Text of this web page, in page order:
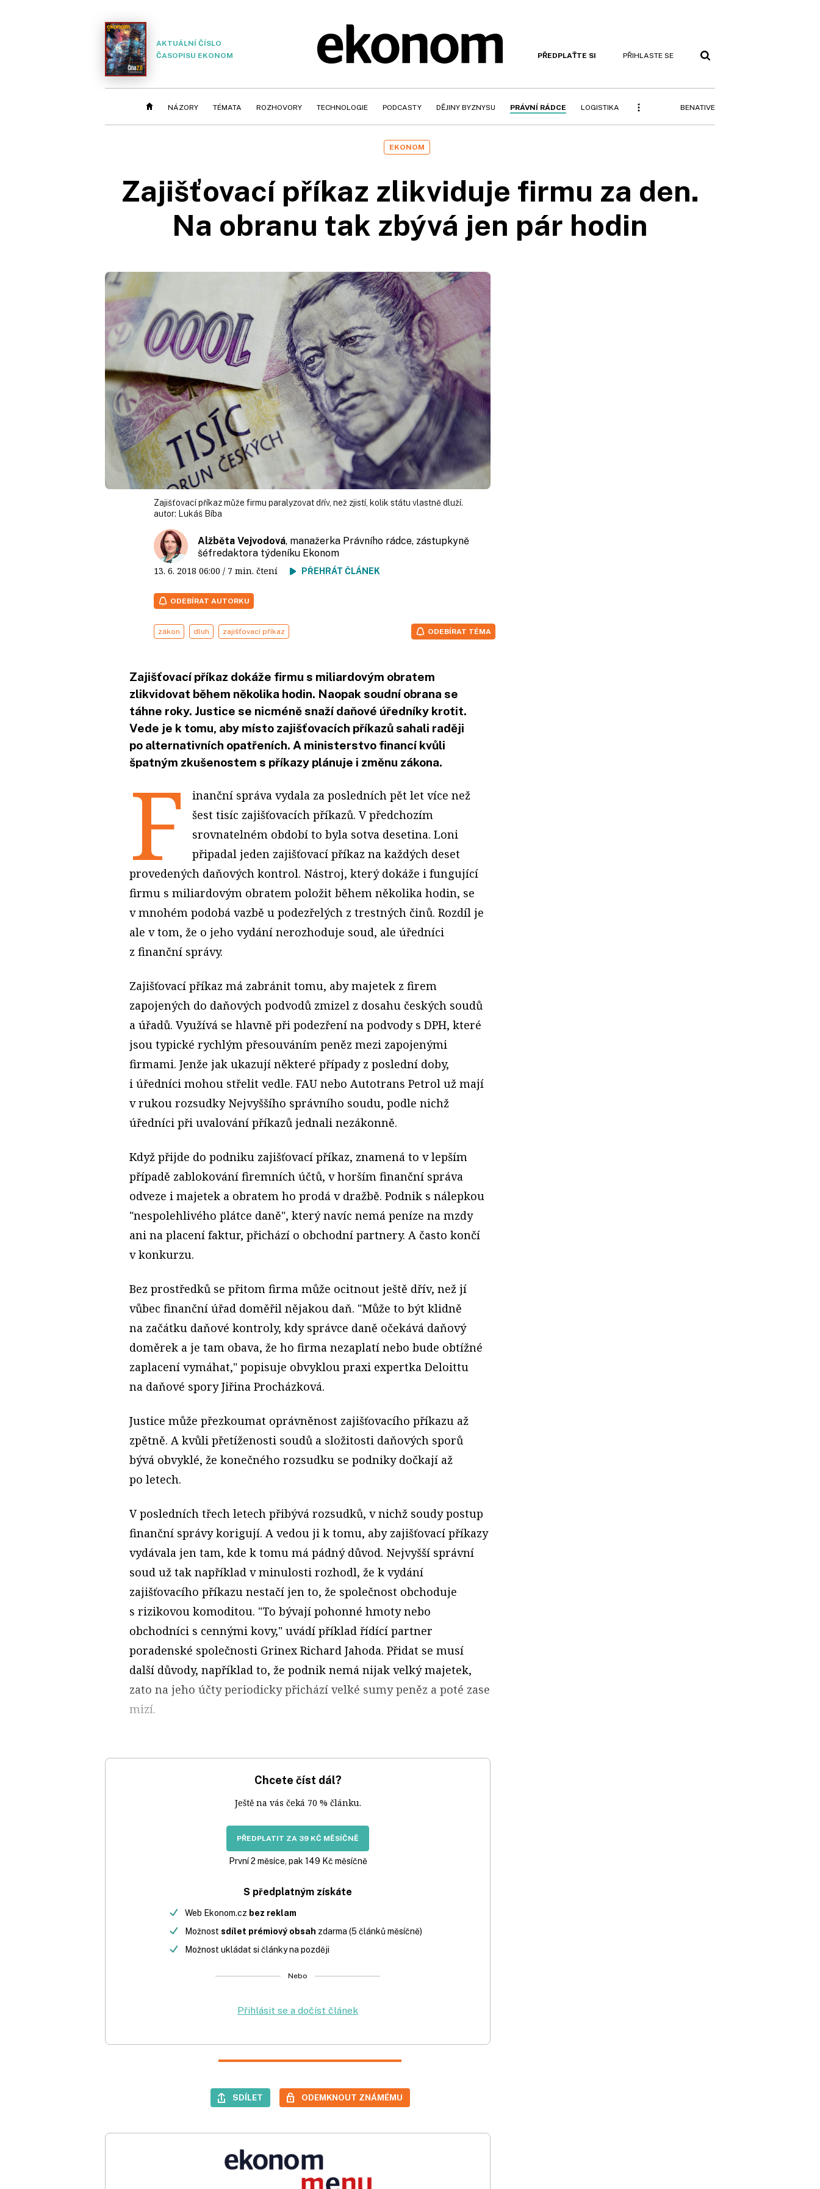
AKTUÁLNÍ ČÍSLO
ČASOPISU EKONOM
PŘEDPLAŤTE SI PŘIHLASTE SE
NÁZORY TÉMATA ROZHOVORY TECHNOLOGIE PODCASTY DĚJINY BYZNYSU PRÁVNÍ RÁDCE LOGISTIKA BENATIVE
EKONOM
Zajišťovací příkaz zlikviduje firmu za den.
Na obranu tak zbývá jen pár hodin
Zajišťovací příkaz může firmu paralyzovat dřív, než zjistí, kolik státu vlastně dluží.
autor: Lukáš Bíba
Alžběta Vejvodová, manažerka Právního rádce, zástupkyně
šéfredaktora týdeníku Ekonom
13. 6. 2018 06:00 / 7 min. čtení PŘEHRÁT ČLÁNEK
ODEBÍRAT AUTORKU
zákon dluh zajišťovací příkaz ODEBÍRAT TÉMA
Zajišťovací příkaz dokáže firmu s miliardovým obratem
zlikvidovat během několika hodin. Naopak soudní obrana se
táhne roky. Justice se nicméně snaží daňové úředníky krotit.
Vede je k tomu, aby místo zajišťovacích příkazů sahali raději
po alternativních opatřeních. A ministerstvo financí kvůli
špatným zkušenostem s příkazy plánuje i změnu zákona.
F
inanční správa vydala za posledních pět let více než
šest tisíc zajišťovacích příkazů. V předchozím
srovnatelném období to byla sotva desetina. Loni
připadal jeden zajišťovací příkaz na každých deset
provedených daňových kontrol. Nástroj, který dokáže i fungující
firmu s miliardovým obratem položit během několika hodin, se
v mnohém podobá vazbě u podezřelých z trestných činů. Rozdíl je
ale v tom, že o jeho vydání nerozhoduje soud, ale úředníci
z finanční správy.
Zajišťovací příkaz má zabránit tomu, aby majetek z firem
zapojených do daňových podvodů zmizel z dosahu českých soudů
a úřadů. Využívá se hlavně při podezření na podvody s DPH, které
jsou typické rychlým přesouváním peněz mezi zapojenými
firmami. Jenže jak ukazují některé případy z poslední doby,
i úředníci mohou střelit vedle. FAU nebo Autotrans Petrol už mají
v rukou rozsudky Nejvyššího správního soudu, podle nichž
úředníci při uvalování příkazů jednali nezákonně.
Když přijde do podniku zajišťovací příkaz, znamená to v lepším
případě zablokování firemních účtů, v horším finanční správa
odveze i majetek a obratem ho prodá v dražbě. Podnik s nálepkou
"nespolehlivého plátce daně", který navíc nemá peníze na mzdy
ani na placení faktur, přichází o obchodní partnery. A často končí
v konkurzu.
Bez prostředků se přitom firma může ocitnout ještě dřív, než jí
vůbec finanční úřad doměřil nějakou daň. "Může to být klidně
na začátku daňové kontroly, kdy správce daně očekává daňový
doměrek a je tam obava, že ho firma nezaplatí nebo bude obtížné
zaplacení vymáhat," popisuje obvyklou praxi expertka Deloittu
na daňové spory Jiřina Procházková.
Justice může přezkoumat oprávněnost zajišťovacího příkazu až
zpětně. A kvůli přetíženosti soudů a složitosti daňových sporů
bývá obvyklé, že konečného rozsudku se podniky dočkají až
po letech.
V posledních třech letech přibývá rozsudků, v nichž soudy postup
finanční správy korigují. A vedou ji k tomu, aby zajišťovací příkazy
vydávala jen tam, kde k tomu má pádný důvod. Nejvyšší správní
soud už tak například v minulosti rozhodl, že k vydání
zajišťovacího příkazu nestačí jen to, že společnost obchoduje
s rizikovou komoditou. "To bývají pohonné hmoty nebo
obchodníci s cennými kovy," uvádí příklad řídící partner
poradenské společnosti Grinex Richard Jahoda. Přidat se musí
další důvody, například to, že podnik nemá nijak velký majetek,
zato na jeho účty periodicky přichází velké sumy peněz a poté zase
mizí.
Chcete číst dál?
Ještě na vás čeká 70 % článku.
PŘEDPLATIT ZA 39 KČ MĚSÍČNĚ
První 2 měsíce, pak 149 Kč měsíčně
S předplatným získáte
Web Ekonom.cz bez reklam
Možnost sdílet prémiový obsah zdarma (5 článků měsíčně)
Možnost ukládat si články na později
Nebo
Přihlásit se a dočíst článek
SDÍLET ODEMKNOUT ZNÁMÉMU